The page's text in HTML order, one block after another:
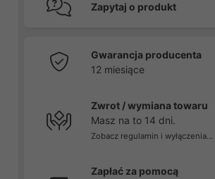
Zapytaj o produkt
Gwarancja producenta
12 miesiące
Zwrot / wymiana towaru
Masz na to 14 dni.
Zobacz regulamin i wyłączenia...
Zapłać za pomocą